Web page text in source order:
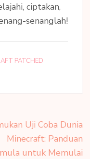
ciptakan,
senanglah!
PATCHED
Uji Coba Dunia
Minecraft: Panduan
untuk Memulai